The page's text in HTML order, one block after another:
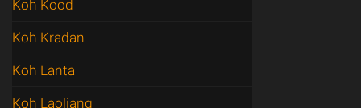
Koh Kood
Koh Kradan
Koh Lanta
Koh Laoliang